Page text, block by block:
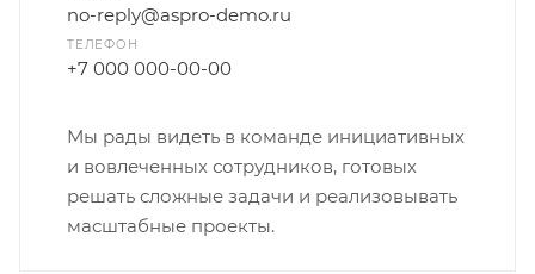
no-reply@aspro-demo.ru
ТЕЛЕФОН
+7 000 000-00-00
Мы рады видеть в команде инициативных
и вовлеченных сотрудников, готовых
решать сложные задачи и реализовывать
масштабные проекты.